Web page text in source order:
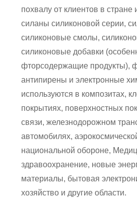
похвалу от клиентов в
силаны силиконовой серии,
силиконовые смолы,
силиконовые добавки
фторсодержащие продукты),
антипирены и электронные
используются в композитах,
покрытиях, поверхностных
связи, железнодорожном
автомобилях,
национальной обороне,
здравоохранение, новые
материалы, бытовая
хозяйство и другие области.